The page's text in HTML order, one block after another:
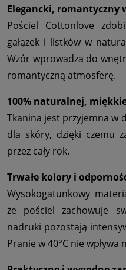
Elegancki, romantyczny
Pościel Cottonlove
gałązek i listków w
Wzór wprowadza do
romantyczną atmosferę.
100% naturalnej,
Tkanina jest przyjemna w
dla skóry, dzięki czemu
przez cały rok.
Trwałe kolory i
Wysokogatunkowy
że pościel zachowuje
nadruki pozostają
Pranie w 40°C nie wpływa